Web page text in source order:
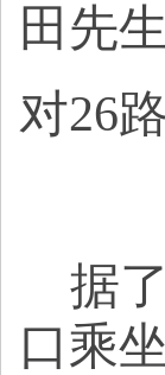
田先
对26
据
口乘